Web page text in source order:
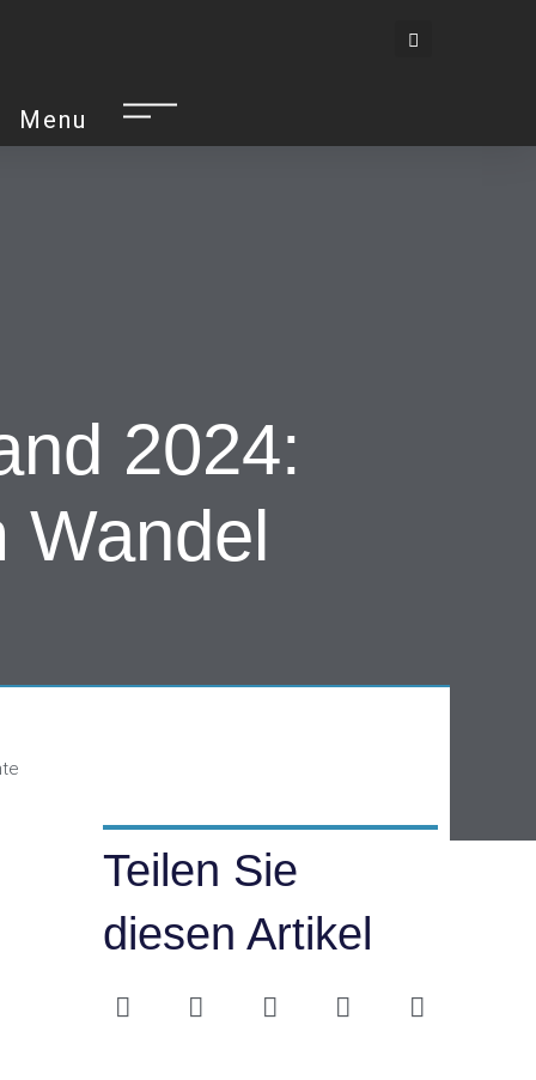
Menu
2024:
Wandel
Teilen Sie
diesen Artikel